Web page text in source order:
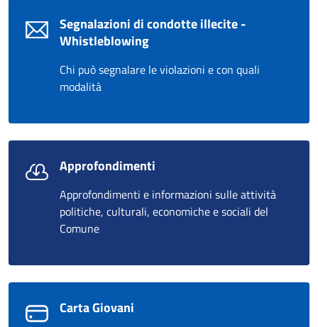
Segnalazioni di condotte illecite -
Whistleblowing
Chi può segnalare le violazioni e con quali
modalità
Approfondimenti
Approfondimenti e informazioni sulle attività
politiche, culturali, economiche e sociali del
Comune
Carta Giovani